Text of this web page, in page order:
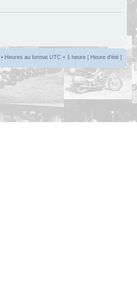
• Heures au format UTC + 1 heure [ Heure d’été ]